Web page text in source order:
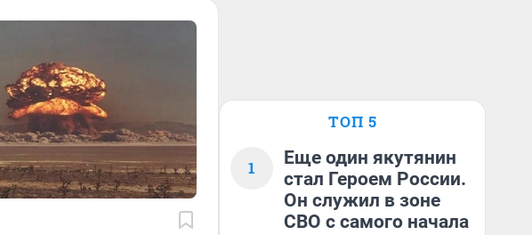
ТОП 5
1
Еще один якутянин
стал Героем России.
Он служил в зоне
СВО с самого начала